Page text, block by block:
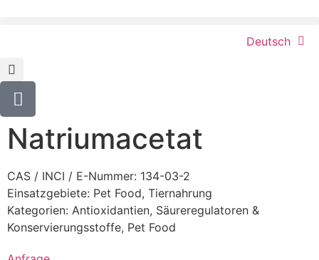
Deutsch
Natriumacetat
CAS / INCI / E-Nummer: 134-03-2
Einsatzgebiete: Pet Food, Tiernahrung
Kategorien: Antioxidantien, Säureregulatoren &
Konservierungsstoffe, Pet Food